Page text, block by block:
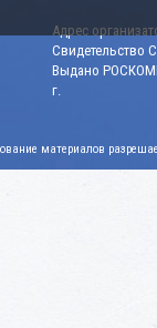
Адрес
Свидетельство
Выдано
г.
материалов